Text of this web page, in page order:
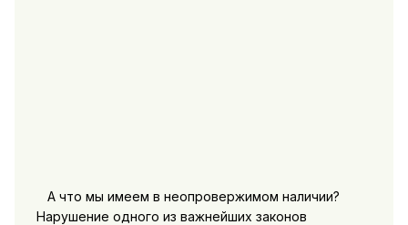
А что мы имеем в неопровержимом наличии?
Нарушение одного из важнейших законов